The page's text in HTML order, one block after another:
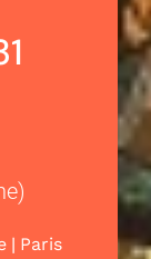
| Paris